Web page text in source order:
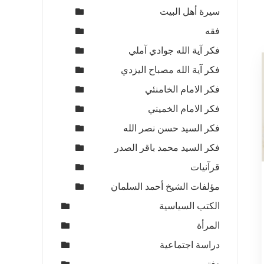
سيرة أهل البيت
فقه
فكر آية الله جوادي آملي
فكر آية الله مصباح اليزدي
فكر الامام الخامنئي
فكر الامام الخميني
فكر السيد حسن نصر الله
فكر السيد محمد باقر الصدر
قرآنيات
مؤلفات الشيخ أحمد السلمان
الكتب السياسية
المرأة
دراسة اجتماعية